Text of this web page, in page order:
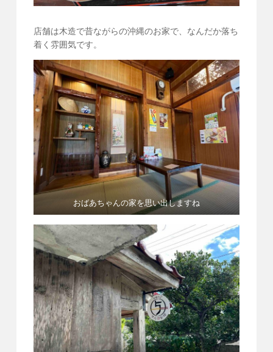
店舗は木造で昔ながらの沖縄のお家で、なんだか落ち
着く雰囲気です。
おばあちゃんの家を思い出しますね